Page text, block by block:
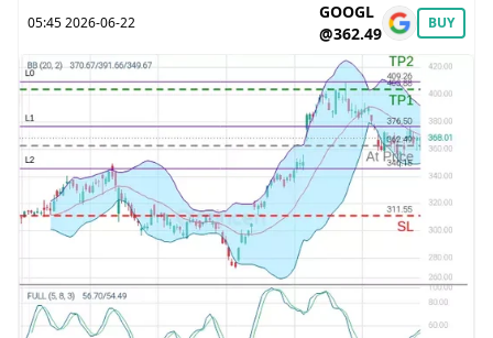
BUY
GOOGL
@362.49
2026-06-22 05:45